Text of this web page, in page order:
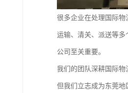
很多企业在处理国际物
运输、清关、派送等
公司至关重要。
我们的团队深耕国际物
但我们立志成为东莞地